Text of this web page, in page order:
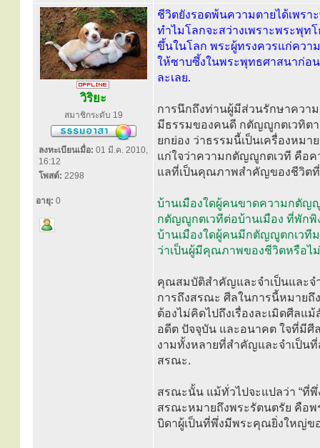
วิริยะ
สมาชิกระดับ 19
ลงทะเบียนเมื่อ: 01 มี.ค. 2010,
16:12
โพสต์: 2298
อายุ: 0
ชีวิตยังรอดพ้นความตายได้เพร
ทำไมโลกจะสว่างเพราะพระพุท
ขึ้นในโลก พระผู้ทรงควรแก่ควา
ให้ซาบซึ้งในพระพุทธศาสนาก่อ
ละเลย.
การนึกถึงท่านผู้มีส่วนรักษาควา
มีธรรมของคนดี กตัญญูกตเวทิต
ยกย่อง ว่าธรรมนี้เป็นเครื่องหม
แก่ใจว่าความกตัญญูกตเวที คือ
แลที่เป็นคุณภาพสำคัญของชีวิตที่
บ้านเมืองใดผู้คนขาดความกตัญ
กตัญญูกตเวทีต่อบ้านเมือง ที่พัก
บ้านเมืองใดผู้คนมีกตัญญูตกเวทีม
ว่าเป็นผู้มีคุณภาพของชีวิตหรือไ
คุณสมบัติสำคัญและจำเป็นและจ
การถึงสรณะ ศีลในการนี้หมาย
ต้องไม่คิดไปถึงเรื่องละเมิดศีลแ
อดีต ปัจจุบัน และอนาคต ใจที่มีศี
งามทั้งหลายที่สำคัญและจำเป็น
สรณะ.
สรณะนั้น แม้ทั่วไปจะแปลว่า “ที่
สรณะหมายถึงพระรัตนตรัย คือพ
บิดาผู้เป็นที่พึ่งมีพระคุณยิ่งใหญ่ข